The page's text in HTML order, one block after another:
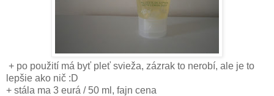
+ po použití má byť pleť svieža, zázrak to nerobí, ale je to
lepšie ako nič :D
+ stála ma 3 eurá / 50 ml, fajn cena